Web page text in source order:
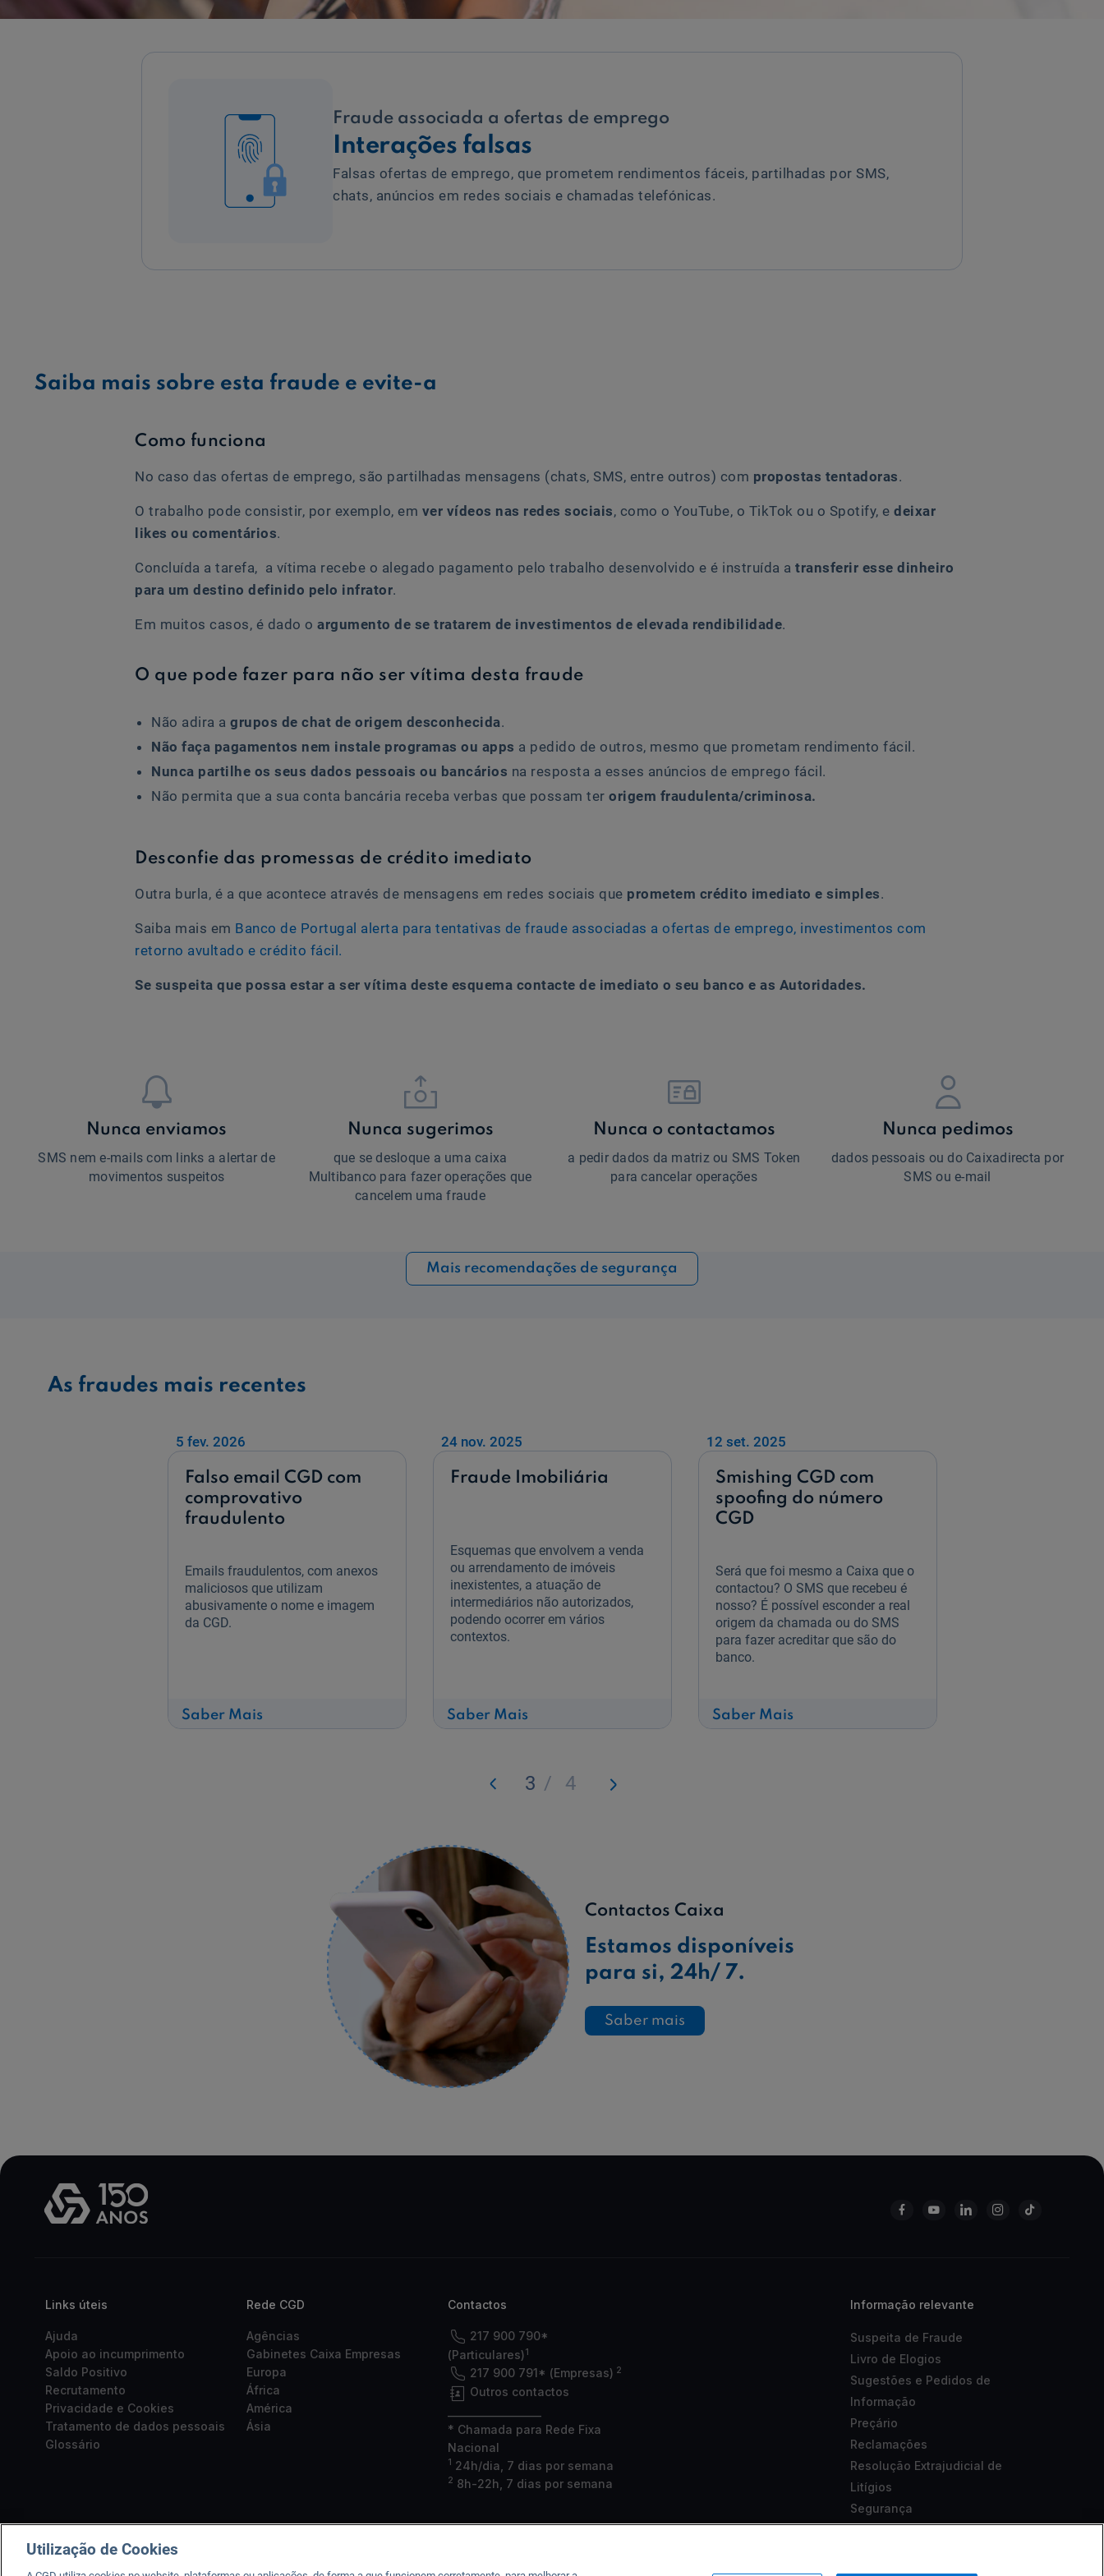
Fraude associada a ofertas de emprego
Interações falsas
Falsas ofertas de emprego, que prometem rendimentos fáceis, partilhadas por SMS,
chats, anúncios em redes sociais e chamadas telefónicas.
Saiba mais sobre esta fraude e evite-a
Como funciona
No caso das ofertas de emprego, são partilhadas mensagens (chats, SMS, entre outros) com propostas tentadoras.
O trabalho pode consistir, por exemplo, em ver vídeos nas redes sociais, como o YouTube, o TikTok ou o Spotify, e deixar
likes ou comentários.
Concluída a tarefa, a vítima recebe o alegado pagamento pelo trabalho desenvolvido e é instruída a transferir esse dinheiro
para um destino definido pelo infrator.
Em muitos casos, é dado o argumento de se tratarem de investimentos de elevada rendibilidade.
O que pode fazer para não ser vítima desta fraude
Não adira a grupos de chat de origem desconhecida.
Não faça pagamentos nem instale programas ou apps a pedido de outros, mesmo que prometam rendimento fácil.
Nunca partilhe os seus dados pessoais ou bancários na resposta a esses anúncios de emprego fácil.
Não permita que a sua conta bancária receba verbas que possam ter origem fraudulenta/criminosa.
Desconfie das promessas de crédito imediato
Outra burla, é a que acontece através de mensagens em redes sociais que prometem crédito imediato e simples.
Saiba mais em Banco de Portugal alerta para tentativas de fraude associadas a ofertas de emprego, investimentos com
retorno avultado e crédito fácil.
Se suspeita que possa estar a ser vítima deste esquema contacte de imediato o seu banco e as Autoridades.

Nunca enviamos
SMS nem e-mails com links a alertar de
movimentos suspeitos

Nunca sugerimos
que se desloque a uma caixa
Multibanco para fazer operações que
cancelem uma fraude

Nunca o contactamos
a pedir dados da matriz ou SMS Token
para cancelar operações

Nunca pedimos
dados pessoais ou do Caixadirecta por
SMS ou e-mail
Mais recomendações de segurança
As fraudes mais recentes
5 fev. 2026
Falso email CGD com
comprovativo
fraudulento
Emails fraudulentos, com anexos
maliciosos que utilizam
abusivamente o nome e imagem
da CGD.
Saber Maissobre
Falso
24 nov. 2025
Fraude Imobiliária
Esquemas que envolvem a venda
ou arrendamento de imóveis
inexistentes, a atuação de
intermediários não autorizados,
podendo ocorrer em vários
contextos.
Saber Maissobre
Fraude
12 set. 2025
Smishing CGD com
spoofing do número
CGD
Será que foi mesmo a Caixa que o
contactou? O SMS que recebeu é
nosso? É possível esconder a real
origem da chamada ou do SMS
para fazer acreditar que são do
banco.
Saber Maissobre
Smishing
3 / 4
Contactos Caixa
Estamos disponíveis
para si, 24h/ 7.
Saber mais
Links úteis
Ajuda
Apoio ao incumprimento
Saldo Positivo
Recrutamento
Privacidade e Cookies
Tratamento de dados pessoais
Glossário
Rede CGD
Agências
Gabinetes Caixa Empresas
Europa
África
América
Ásia
Contactos
217 900 790*
(Particulares)1
217 900 791* (Empresas) 2
Outros contactos
* Chamada para Rede Fixa
Nacional
1 24h/dia, 7 dias por semana
2 8h-22h, 7 dias por semana
Informação relevante
Suspeita de Fraude
Livro de Elogios
Sugestões e Pedidos de
Informação
Preçário
Reclamações
Resolução Extrajudicial de
Litígios
Segurança
Aviso Legal
Utilização de Cookies